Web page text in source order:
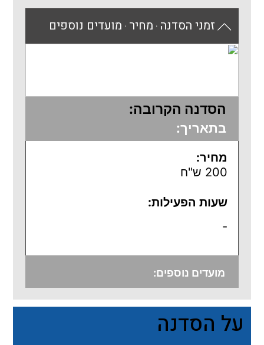
זמני הסדנה ⚫ מחיר ⚫ מועדים נוספים
הסדנה הקרובה:
בתאריך:
מחיר:
200 ש"ח
שעות הפעילות:
-
מועדים נוספים:
על הסדנה